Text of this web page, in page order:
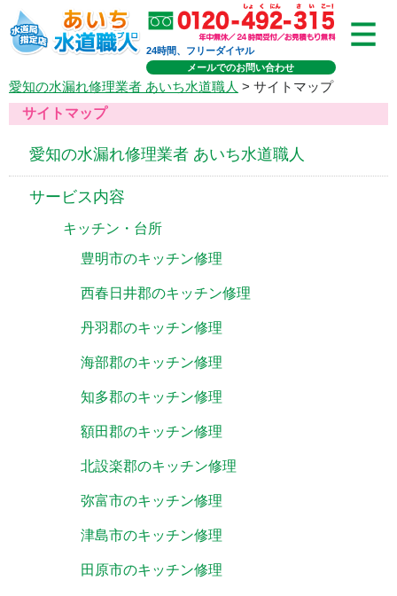
24時間、フリーダイヤル
メールでのお問い合わせ
愛知の水漏れ修理業者 あいち水道職人 > サイトマップ
サイトマップ
愛知の水漏れ修理業者 あいち水道職人
サービス内容
キッチン・台所
豊明市のキッチン修理
西春日井郡のキッチン修理
丹羽郡のキッチン修理
海部郡のキッチン修理
知多郡のキッチン修理
額田郡のキッチン修理
北設楽郡のキッチン修理
弥富市のキッチン修理
津島市のキッチン修理
田原市のキッチン修理